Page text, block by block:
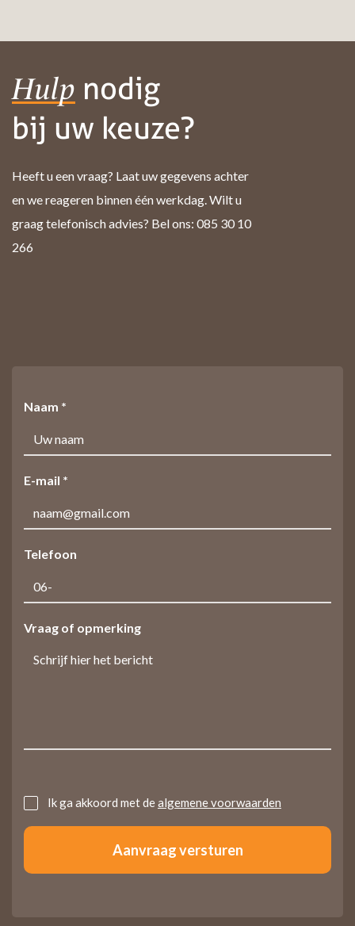
Hulp nodig
bij uw keuze?
Heeft u een vraag? Laat uw gegevens achter
en we reageren binnen één werkdag. Wilt u
graag telefonisch advies? Bel ons: 085 30 10
266
Naam *
E-mail *
Telefoon
Vraag of opmerking
UntitledIk ga akkoord met dealgemene voorwaarden